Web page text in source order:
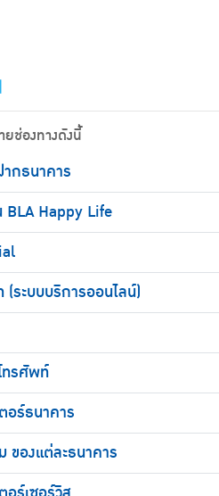
ช่องทางดังนี้
กธนาคาร
BLA Happy Life
(ระบบบริการออนไลน์)
ทรศัพท์
อร์ธนาคาร
ของแต่ละธนาคาร